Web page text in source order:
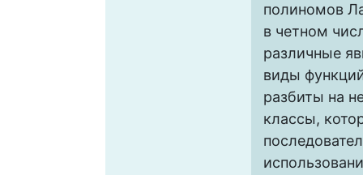
полиномов
в четном
различные
виды
разбиты на
классы,